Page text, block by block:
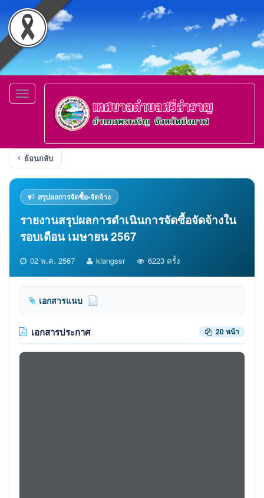
Toggle
navigation
ย้อนกลับ
สรุปผลการจัดซื้อ-จัดจ้าง
รายงานสรุปผลการดำเนินการจัดซื้อจัดจ้างใน
รอบเดือน เมษายน 2567
02 พ.ค. 2567 klangssr 6223 ครั้ง
เอกสารแนบ
เอกสารประกาศ 20 หน้า